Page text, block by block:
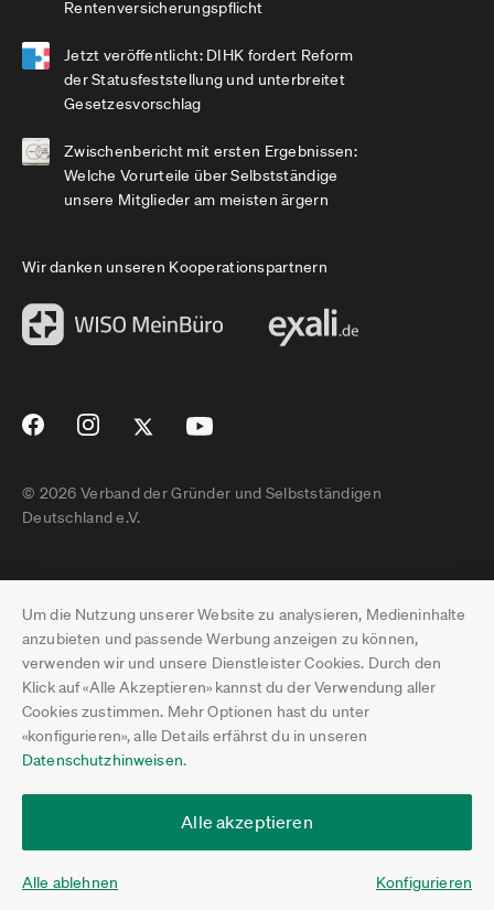
Um die Nutzung unserer Website zu analysieren, Medieninhalte
anzubieten und passende Werbung anzeigen zu können,
verwenden wir und unsere Dienstleister Cookies. Durch den
Klick auf «Alle Akzeptieren» kannst du der Verwendung aller
Cookies zustimmen. Mehr Optionen hast du unter
«konfigurieren», alle Details erfährst du in unseren
Datenschutzhinweisen.
Alle akzeptieren
Alle ablehnen Konfigurieren
Rentenversicherungspflicht
Jetzt veröffentlicht: DIHK fordert Reform
der Statusfeststellung und unterbreitet
Gesetzesvorschlag
Zwischenbericht mit ersten Ergebnissen:
Welche Vorurteile über Selbstständige
unsere Mitglieder am meisten ärgern
Wir danken unseren Kooperationspartnern
© 2026 Verband der Gründer und Selbstständigen
Deutschland e.V.
Impressum
Datenschutz
Pressebereich
Jobs